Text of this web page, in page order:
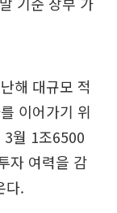
해 대규모 적
이어가기 위
3월 1조6500
자 여력을 감
다.